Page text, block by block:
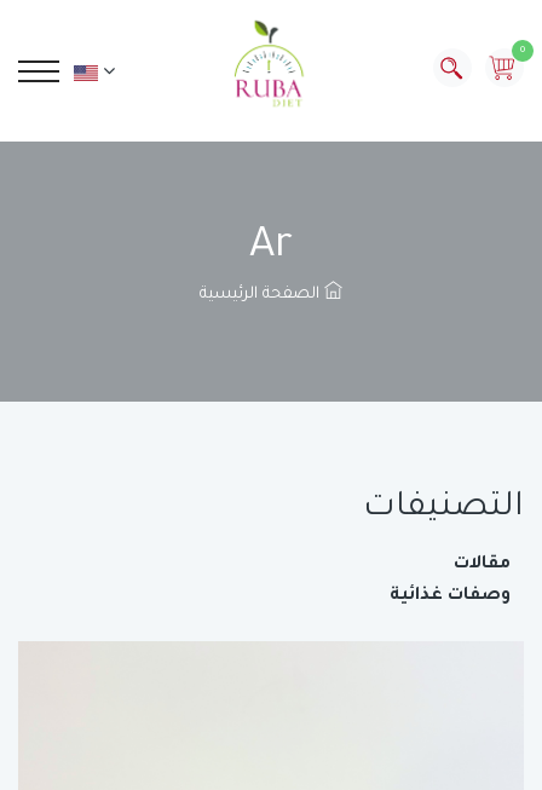
0
Ar
الصفحة الرئيسية
التصنيفات
مقالات
وصفات غذائية